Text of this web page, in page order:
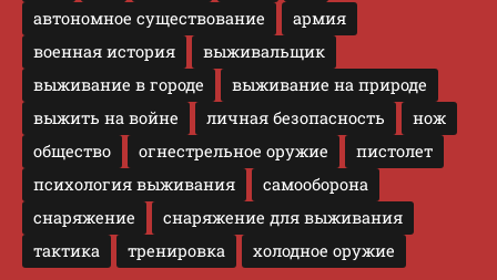
автономное существование
армия
военная история
выживальщик
выживание в городе
выживание на природе
выжить на войне
личная безопасность
нож
общество
огнестрельное оружие
пистолет
психология выживания
самооборона
снаряжение
снаряжение для выживания
тактика
тренировка холодное оружие